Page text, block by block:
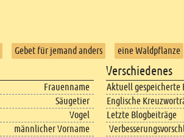
Gebet für jemand anders eine Waldpflanze
Frauenname
Säugetier
Vogel
männlicher Vorname
Verschiedenes
Aktuell gespeicherte
Englische
Letzte Blogbeiträge